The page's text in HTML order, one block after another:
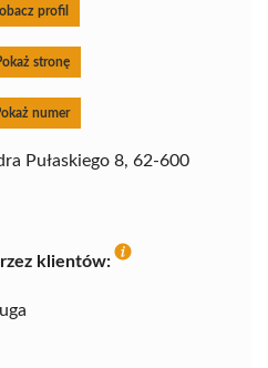
profil
stronę
numer
Pułaskiego 8, 62-600
klientów: